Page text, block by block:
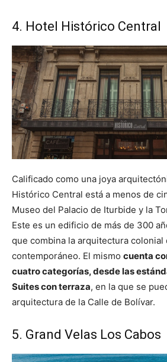
4. Hotel Histórico Central
Calificado como una joya
Histórico Central está a menos de
Museo del Palacio de Iturbide y la
Este es un edificio de más de 300
que combina la arquitectura colonial
contemporáneo. El mismo cuenta
cuatro categorías, desde las
Suites con terraza, en la que se
arquitectura de la Calle de Bolívar.
5. Grand Velas Los Cabos